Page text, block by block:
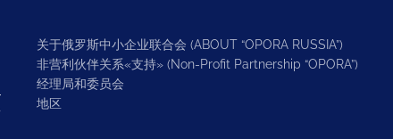
关于俄罗斯中小企业联合会 (ABOUT “OPORA RUSSIA”)
非营利伙伴关系«支持» (Non-Profit Partnership “OPORA”)
经理局和委员会
地区